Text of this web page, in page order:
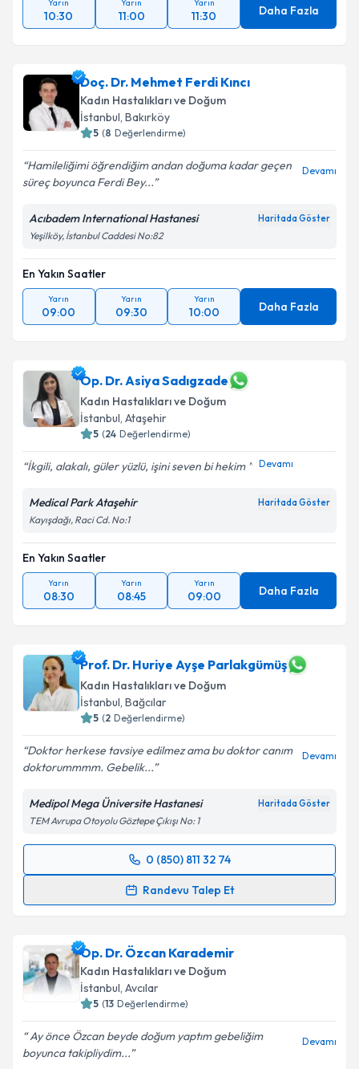
Yarın
10:30
Yarın
11:00
Yarın
11:30 Daha Fazla
Doç. Dr. Mehmet Ferdi Kıncı
Kadın Hastalıkları ve Doğum
İstanbul, Bakırköy
5 (8 Değerlendirme)
Hamileliğimi öğrendiğim andan doğuma kadar geçen
süreç boyunca Ferdi Bey...
Devamı
Acıbadem International Hastanesi Haritada Göster
Yeşilköy, İstanbul Caddesi No:82
En Yakın Saatler
Yarın
09:00
Yarın
09:30
Yarın
10:00 Daha Fazla
Op. Dr. Asiya Sadıgzade
Kadın Hastalıkları ve Doğum
İstanbul, Ataşehir
5 (24 Değerlendirme)
İkgili, alakalı, güler yüzlü, işini seven bi hekim Devamı
Medical Park Ataşehir Haritada Göster
Kayışdağı, Raci Cd. No:1
En Yakın Saatler
Yarın
08:30
Yarın
08:45
Yarın
09:00 Daha Fazla
Prof. Dr. Huriye Ayşe Parlakgümüş
Kadın Hastalıkları ve Doğum
İstanbul, Bağcılar
5 (2 Değerlendirme)
Doktor herkese tavsiye edilmez ama bu doktor canım
doktorummmm. Gebelik...
Devamı
Medipol Mega Üniversite Hastanesi Haritada Göster
TEM Avrupa Otoyolu Göztepe Çıkışı No: 1
0 (850) 811 32 74
Randevu Talep Et
Randevu Takvimi Talebi
almanız için bir takvim hazırlandığında e-posta ile
bilgilendireceğiz.
E-posta Adresiniz
Op. Dr. Özcan Karademir
Kadın Hastalıkları ve Doğum
İstanbul, Avcılar
5 (13 Değerlendirme)
Ay önce Özcan beyde doğum yaptım gebeliğim
boyunca takipliydim...
Devamı